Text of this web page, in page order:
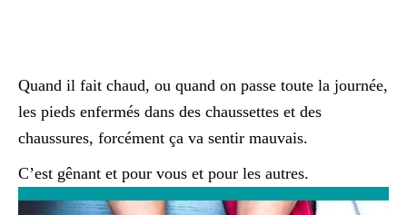
Quand il fait chaud, ou quand on passe toute la journée,
les pieds enfermés dans des chaussettes et des
chaussures, forcément ça va sentir mauvais.
C’est gênant et pour vous et pour les autres.